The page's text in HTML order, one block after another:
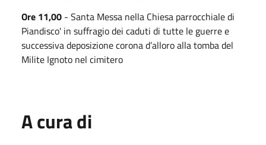
Ore 11,00 - Santa Messa nella Chiesa parrocchiale di
Piandisco' in suffragio dei caduti di tutte le guerre e
successiva deposizione corona d’alloro alla tomba del
Milite Ignoto nel cimitero
A cura di